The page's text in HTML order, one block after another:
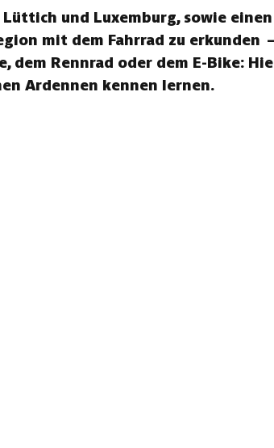
und Luxemburg, sowie
mit dem Fahrrad zu erkunden
Rennrad oder dem E-Bike:
Ardennen kennen lernen.